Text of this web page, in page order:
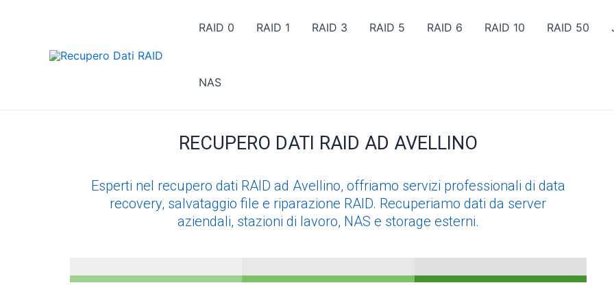
RAID 0 RAID 1 RAID 3 RAID 5 RAID 6 RAID 10 RAID 50
NAS
RECUPERO DATI RAID AD AVELLINO
Esperti nel recupero dati RAID ad Avellino, offriamo servizi professionali di data
recovery, salvataggio file e riparazione RAID. Recuperiamo dati da server
aziendali, stazioni di lavoro, NAS e storage esterni.